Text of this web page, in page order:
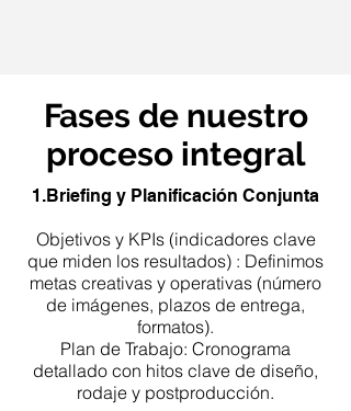
Fases de nuestro
proceso integral
1.Briefing y Planificación Conjunta
Objetivos y KPIs (indicadores clave
que miden los resultados) : Definimos
metas creativas y operativas (número
de imágenes, plazos de entrega,
formatos).
Plan de Trabajo: Cronograma
detallado con hitos clave de diseño,
rodaje y postproducción.